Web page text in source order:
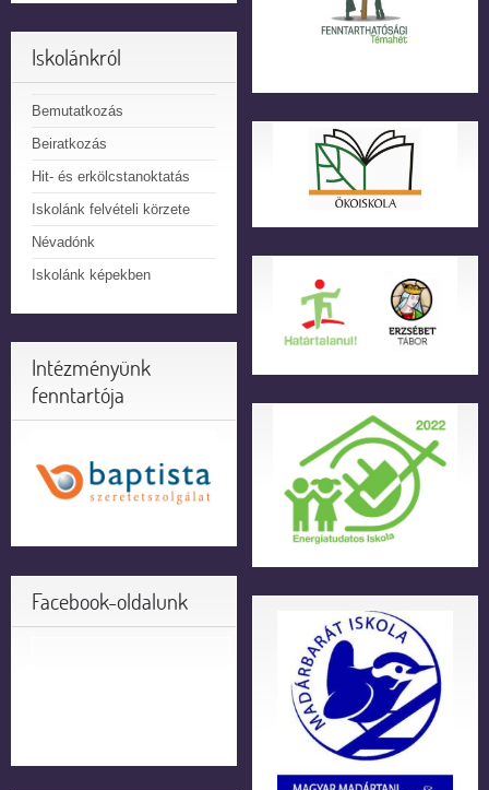
Iskolánkról
Bemutatkozás
Beiratkozás
Hit- és erkölcstanoktatás
Iskolánk felvételi körzete
Névadónk
Iskolánk képekben
Intézményünk
fenntartója
Facebook-oldalunk